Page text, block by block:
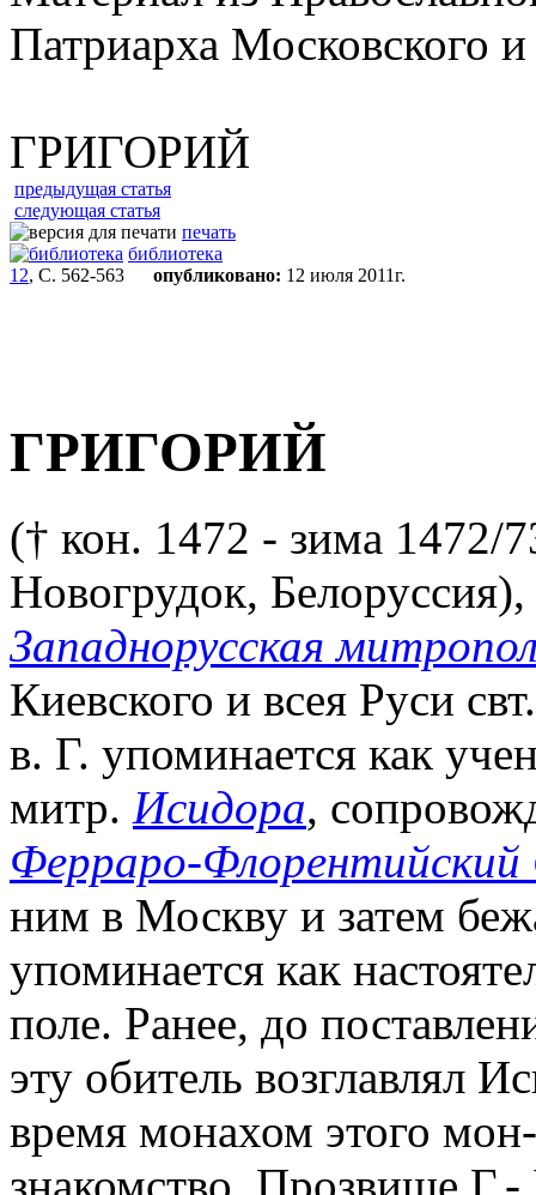
Патриарха Московского
ГРИГОРИЙ
предыдущая статья
следующая статья
печать
библиотека
12, С. 562-563 опубликовано: 12 июля 2011г.
ГРИГОРИЙ
(† кон. 1472 - зима 1472/
Новогрудок,
Западнорусская
Киевского и всея Руси
в. Г. упоминается как
митр. Исидора,
Ферраро-Флорентийский
ним в Москву и затем
упоминается как
поле. Ранее, до
эту обитель возглавлял
время монахом этого
знакомство. Прозвище Г.-